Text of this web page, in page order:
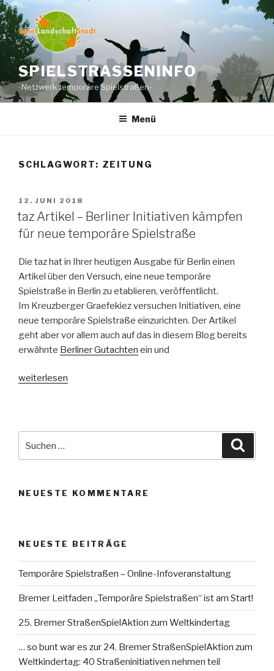
Zum
Inhalt
springen
SPIELSTRASSENINFO
-Netzwerk temporäre Spielstraßen-
Menü
SCHLAGWORT: ZEITUNG
VERÖFFENTLICHT
AM
12. JUNI 2018
taz Artikel – Berliner Initiativen kämpfen
für neue temporäre Spielstraße
Die taz hat in Ihrer heutigen Ausgabe für Berlin einen
Artikel über den Versuch, eine neue temporäre
Spielstraße in Berlin zu etablieren, veröffentlicht.
Im Kreuzberger Graefekiezversuchen Initiativen, eine
neue temporäre Spielstraße einzurichten. Der Artikel
geht aber vor allem auch auf das in diesem Blog bereits
erwähnte Berliner Gutachten ein und
„taz
Initiativen
kämpfen
temporäre
weiterlesen
nach:
NEUESTE KOMMENTARE
NEUESTE BEITRÄGE
Temporäre Spielstraßen – Online-Infoveranstaltung
Bremer Leitfaden „Temporäre Spielstraßen“ ist am Start!
25. Bremer StraßenSpielAktion zum Weltkindertag
… so bunt war es zur 24. Bremer StraßenSpielAktion zum
Weltkindertag: 40 Straßeninitiativen nehmen teil